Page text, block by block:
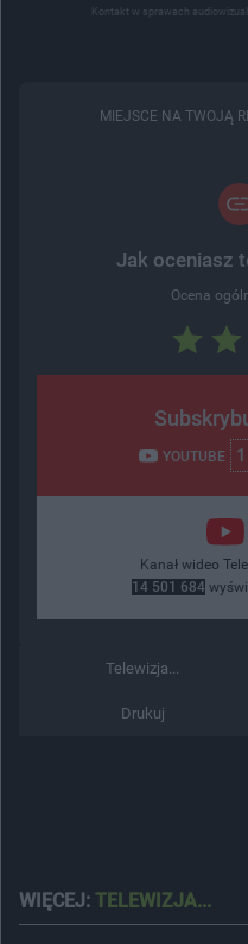
Kontakt w sprawach
MIEJSCE NA TWOJĄ
Jak oceniasz
Ocena
YOUTUBE
Kanał wideo
14 501 684
Telewizja...
Drukuj
WIĘCEJ: TELEWIZJA...